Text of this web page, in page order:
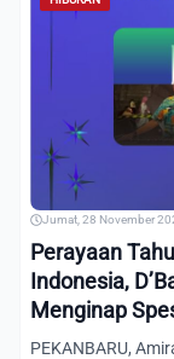
Jumat, 28 November
Perayaan
Indonesia,
Menginap
PEKANBARU,